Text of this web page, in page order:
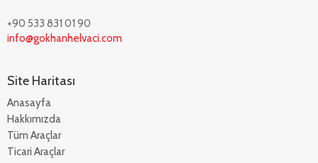
+90 533 831 01 90
info@gokhanhelvaci.com
Site Haritası
Anasayfa
Hakkımızda
Tüm Araçlar
Ticari Araçlar